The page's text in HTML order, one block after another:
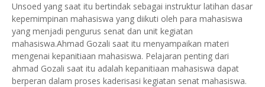
Unsoed yang saat itu bertindak sebagai instruktur latihan dasar
kepemimpinan mahasiswa yang diikuti oleh para mahasiswa
yang menjadi pengurus senat dan unit kegiatan
mahasiswa.Ahmad Gozali saat itu menyampaikan materi
mengenai kepanitiaan mahasiswa. Pelajaran penting dari
ahmad Gozali saat itu adalah kepanitiaan mahasiswa dapat
berperan dalam proses kaderisasi kegiatan senat mahasiswa.